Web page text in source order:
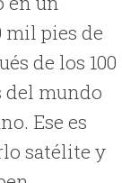
mil pies de
de los 100
del mundo
Ese es
satélite y